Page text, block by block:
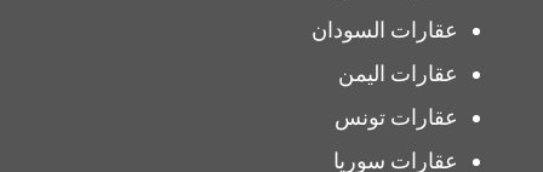
عقارات السودان
عقارات اليمن
عقارات تونس
عقارات سوريا